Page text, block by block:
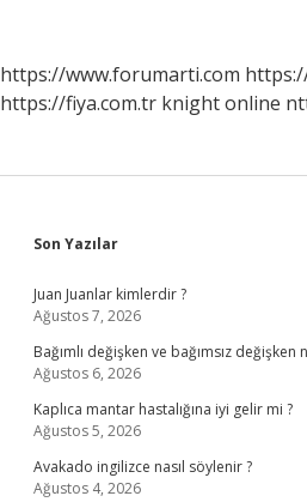
https://www.forumarti.com
https://fiya.com.tr knight online
Sidebar
Son Yazılar
Juan Juanlar kimlerdir ?
Ağustos 7, 2026
Bağımlı değişken ve bağımsız değişken
Ağustos 6, 2026
Kaplıca mantar hastalığına iyi gelir mi ?
Ağustos 5, 2026
Avakado ingilizce nasıl söylenir ?
Ağustos 4, 2026